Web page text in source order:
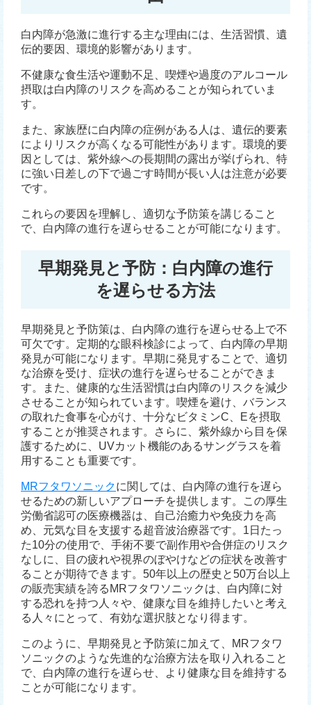
白内障が急激に進行する主な理由には、生活習慣、遺
伝的要因、環境的影響があります。
不健康な食生活や運動不足、喫煙や過度のアルコール
摂取は白内障のリスクを高めることが知られていま
す。
また、家族歴に白内障の症例がある人は、遺伝的要素
によりリスクが高くなる可能性があります。環境的要
因としては、紫外線への長期間の露出が挙げられ、特
に強い日差しの下で過ごす時間が長い人は注意が必要
です。
これらの要因を理解し、適切な予防策を講じること
で、白内障の進行を遅らせることが可能になります。
早期発見と予防：白内障の進行
を遅らせる方法
早期発見と予防策は、白内障の進行を遅らせる上で不
可欠です。定期的な眼科検診によって、白内障の早期
発見が可能になります。早期に発見することで、適切
な治療を受け、症状の進行を遅らせることができま
す。また、健康的な生活習慣は白内障のリスクを減少
させることが知られています。喫煙を避け、バランス
の取れた食事を心がけ、十分なビタミンC、Eを摂取
することが推奨されます。さらに、紫外線から目を保
護するために、UVカット機能のあるサングラスを着
用することも重要です。
MRフタワソニックに関しては、白内障の進行を遅ら
せるための新しいアプローチを提供します。この厚生
労働省認可の医療機器は、自己治癒力や免疫力を高
め、元気な目を支援する超音波治療器です。1日たっ
た10分の使用で、手術不要で副作用や合併症のリスク
なしに、目の疲れや視界のぼやけなどの症状を改善す
ることが期待できます。50年以上の歴史と50万台以上
の販売実績を誇るMRフタワソニックは、白内障に対
する恐れを持つ人々や、健康な目を維持したいと考え
る人々にとって、有効な選択肢となり得ます。
このように、早期発見と予防策に加えて、MRフタワ
ソニックのような先進的な治療方法を取り入れること
で、白内障の進行を遅らせ、より健康な目を維持する
ことが可能になります。